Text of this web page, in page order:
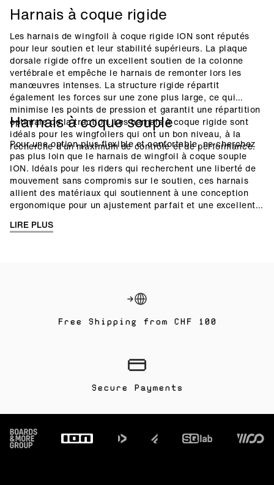
Harnais à coque rigide
Les harnais de wingfoil à coque rigide ION sont réputés
pour leur soutien et leur stabilité supérieurs. La plaque
dorsale rigide offre un excellent soutien de la colonne
vertébrale et empêche le harnais de remonter lors les
manœuvres intenses. La structure rigide répartit
également les forces sur une zone plus large, ce qui
minimise les points de pression et garantit une répartition
optimale de la traction. Les harnais à coque rigide sont
idéals pour les wingfoilers qui ont un bon niveau, à la
recherche d’un maximum de contrôle et de performance.
Harnais à coque souple
Pour une option plus flexible et confortable, ne cherchez
pas plus loin que le harnais de wingfoil à coque souple
ION. Idéals pour les riders qui recherchent une liberté de
mouvement sans compromis sur le soutien, ces harnais
allient des matériaux qui soutiennent à une conception
ergonomique pour un ajustement parfait et une excellente
très flexibles, faisant d’eux le choix parfait pour les
LIRE PLUS
Free Shipping from CHF 100
Secure Payments
Footer